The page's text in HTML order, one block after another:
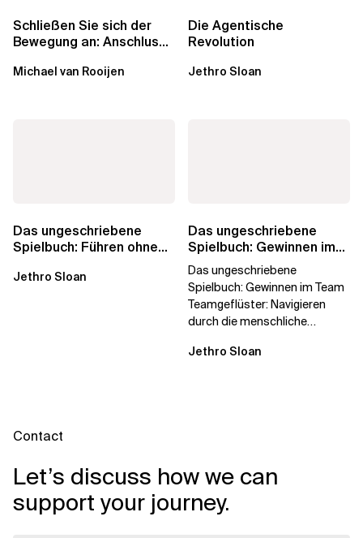
Schließen Sie sich der
Bewegung an: Anschluss
Michael van Rooijen
Die Agentische
Revolution
Jethro Sloan
Das ungeschriebene
Spielbuch: Führen ohne
Jethro Sloan
Das ungeschriebene
Spielbuch: Gewinnen im
Team
Das ungeschriebene
Spielbuch: Gewinnen im Team
Teamgeflüster: Navigieren
durch die menschliche
vorbereitet hat „Wir...
Jethro Sloan
Contact
Let’s discuss how we can
support your journey.